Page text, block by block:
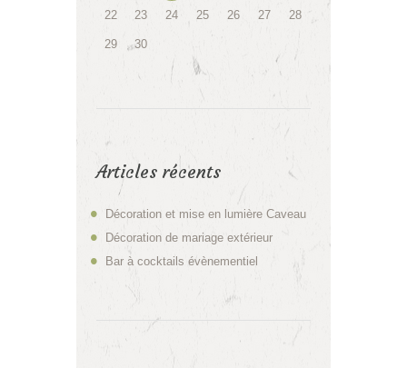
22 23 24 25 26 27 28
29 30
Articles récents
Décoration et mise en lumière Caveau
Décoration de mariage extérieur
Bar à cocktails évènementiel